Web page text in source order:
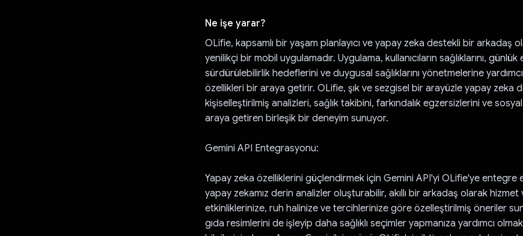
Ne işe yarar?
OLifie, kapsamlı bir yaşam planlayıcı ve yapay zeka destekli bir arkadaş
yenilikçi bir mobil uygulamadır. Uygulama, kullanıcıların sağlıklarını, günlük
sürdürülebilirlik hedeflerini ve duygusal sağlıklarını yönetmelerine
özellikleri bir araya getirir. OLifie, şık ve sezgisel bir arayüzle yapay zeka
kişiselleştirilmiş analizleri, sağlık takibini, farkındalık egzersizlerini ve
araya getiren birleşik bir deneyim sunuyor.
Gemini API Entegrasyonu:
Yapay zeka özelliklerini güçlendirmek için Gemini API'yi OLifie'ye entegre
yapay zekamız derin analizler oluşturabilir, akıllı bir arkadaş olarak hizmet
etkinliklerinize, ruh halinize ve tercihlerinize göre özelleştirilmiş öneriler
gıda resimlerini de işleyip daha sağlıklı seçimler yapmanıza yardımcı